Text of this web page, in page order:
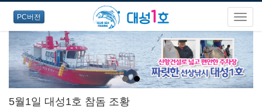
PC버전
5월1일 대성1호 참돔 조황